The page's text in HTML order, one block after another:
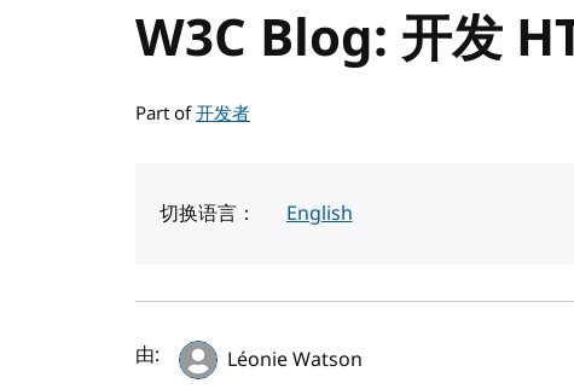
W3C Blog: 开发
Part of开发者
切换语言： English
作者及发布日期
由:
Léonie Watson